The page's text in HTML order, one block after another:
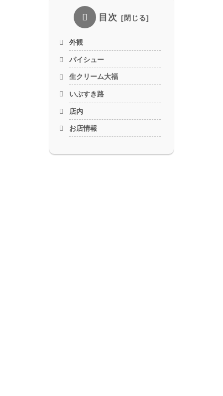
目次
外観
パイシュー
生クリーム大福
いぶすき路
店内
お店情報